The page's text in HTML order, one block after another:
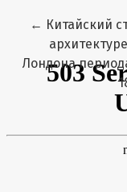
← Вернуться к
Китайский
Лондона